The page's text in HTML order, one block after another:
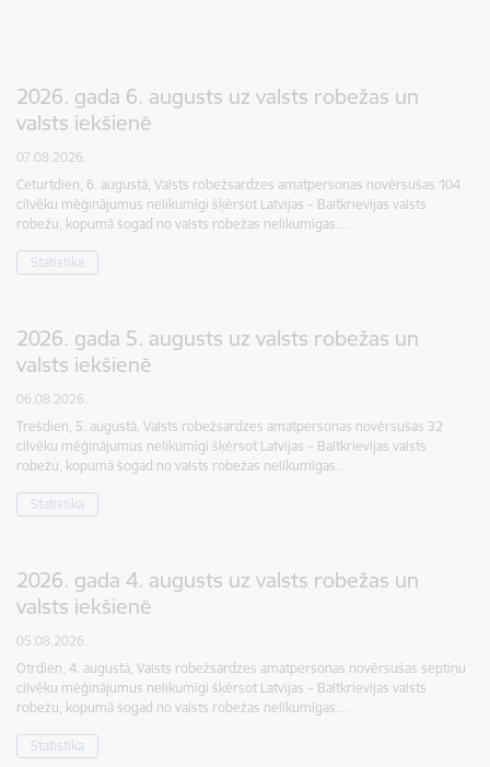
2026. gada 6. augusts uz valsts robežas un
valsts iekšienē
07.08.2026.
Ceturtdien, 6. augustā, Valsts robežsardzes amatpersonas novērsušas 104
cilvēku mēģinājumus nelikumīgi šķērsot Latvijas – Baltkrievijas valsts
robežu, kopumā šogad no valsts robežas nelikumīgas…
Statistika
2026. gada 5. augusts uz valsts robežas un
valsts iekšienē
06.08.2026.
Trešdien, 5. augustā, Valsts robežsardzes amatpersonas novērsušas 32
cilvēku mēģinājumus nelikumīgi šķērsot Latvijas – Baltkrievijas valsts
robežu, kopumā šogad no valsts robežas nelikumīgas…
Statistika
2026. gada 4. augusts uz valsts robežas un
valsts iekšienē
05.08.2026.
Otrdien, 4. augustā, Valsts robežsardzes amatpersonas novērsušas septiņu
cilvēku mēģinājumus nelikumīgi šķērsot Latvijas – Baltkrievijas valsts
robežu, kopumā šogad no valsts robežas nelikumīgas…
Statistika